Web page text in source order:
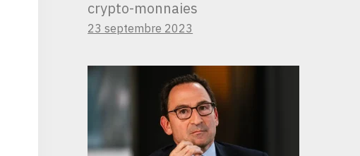
crypto-monnaies
23 septembre 2023